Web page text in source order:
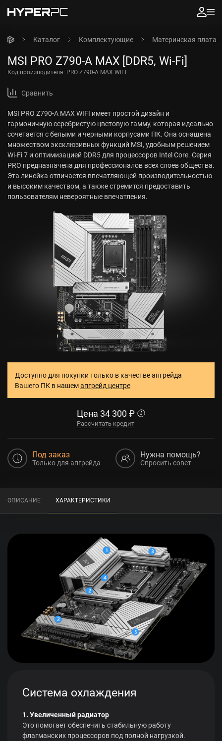
Каталог Комплектующие Материнская плата
MSI PRO Z790-A MAX [DDR5, Wi-Fi]
Код производителя: PRO Z790-A MAX WIFI
Сравнить
MSI PRO Z790-A MAX WIFI имеет простой дизайн и
гармоничную серебристую цветовую гамму, которая идеально
сочетается с белыми и черными корпусами ПК. Она оснащена
множеством эксклюзивных функций MSI, удобным решением
Wi-Fi 7 и оптимизацией DDR5 для процессоров Intel Core. Серия
PRO предназначена для профессионалов всех слоев общества.
Эта линейка отличается впечатляющей производительностью
и высоким качеством, а также стремится предоставить
пользователям невероятные впечатления.
Доступно для покупки только в качестве апгрейда
Вашего ПК в нашемапгрейд центре
Цена 34 300 ₽
Рассчитать кредит
Под заказ
Только для апгрейда
Нужна помощь?
Спросить совет
ОПИСАНИЕ ХАРАКТЕРИСТИКИ
Система охлаждения
1. Увеличенный радиатор
Это помогает обеспечить стабильную работу
флагманских процессоров под полной нагрузкой.